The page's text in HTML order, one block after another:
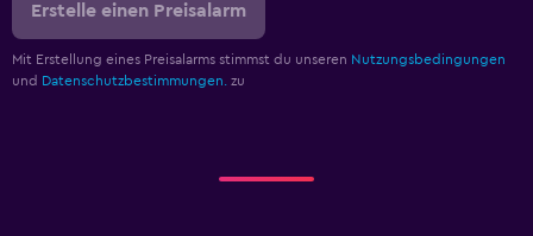
Erstelle einen Preisalarm
Mit Erstellung eines Preisalarms stimmst du unseren Nutzungsbedingungen
und Datenschutzbestimmungen. zu